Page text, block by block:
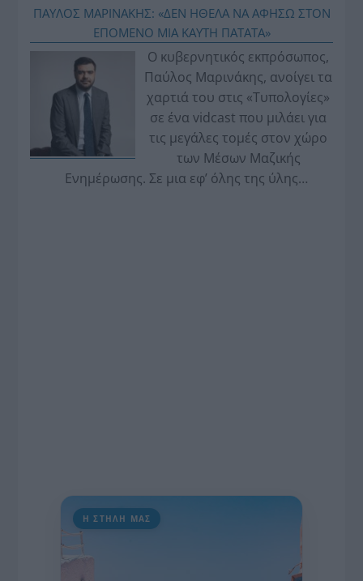
ΠΑΥΛΟΣ ΜΑΡΙΝΑΚΗΣ: «ΔΕΝ ΗΘΕΛΑ ΝΑ ΑΦΗΣΩ ΣΤΟΝ
ΕΠΟΜΕΝΟ ΜΙΑ ΚΑΥΤΗ ΠΑΤΑΤΑ»
Ο κυβερνητικός εκπρόσωπος,
Παύλος Μαρινάκης, ανοίγει τα
χαρτιά του στις «Τυπολογίες»
σε ένα vidcast που μιλάει για
τις μεγάλες τομές στον χώρο
των Μέσων Μαζικής
Ενημέρωσης. Σε μια εφ’ όλης της ύλης
Η ΣΤΗΛΗ ΜΑΣ